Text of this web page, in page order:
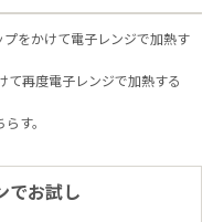
をかけて電子レンジで加熱す
て再度電子レンジで加熱する
す。
でお試し